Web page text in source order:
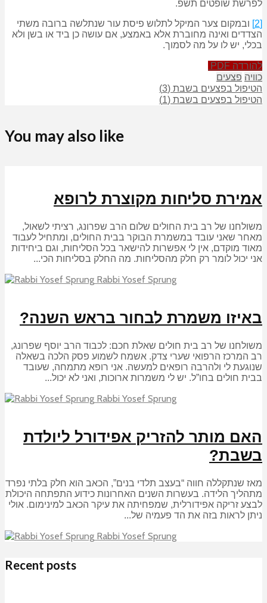
לפרשת שופטים תשפ.
[2]
ובמקום צער המיקל לתלוש פיסת עור שנתלשה ברובה משתי
הצדדים ואינה מחוברת אלא באמצע, אם עושה כן ביד או בשן ולא
בכלי, יש לו על מה לסמוך.
להורדה PDF
כוויה פצעים
הטיפול בפצעים בשבת (3)
הטיפול בפצעים בשבת (1)
You may also like
אמירת סליחות מקוצרת לרופא
משולחנו של רב בית החולים שלום הרב שפרונג, רציתי לשאול,
מאחר שאני עובד במשמרת הבוקר בבית החולים, ומתחיל לעבוד
מאוד מוקדם, אין לי אפשרות להישאר בכל הסליחות, וגם ביחידות
אני יכול לומר רק חלק מהסליחות. מה החלק בסליחות הכי...
Rabbi Yosef Sprung
באיזו משמרת לבחור בראש השנה?
משולחנו של רב בית חולים שאלת חכם: לכבוד הרב יוסף שפרונג,
רב המרכז הרפואי שערי צדק. אשמח לשמוע פסק הלכה בשאלה
שנוגעת לי ולהרבה רופאים למעשה. אני רופא מתמחה, שעובד
בבית חולים בחו”ל. יש לי משמרות ארוכות, ואני לא יכול...
Rabbi Yosef Sprung
האם מותר להזריק אפידורל ליולדת
בשבת?
מאז שנתקללה חווה “בעצב תלדי בנים”, הכאב הוא חלק בלתי נפרד
מתהליך הלידה. בעשרות השנים האחרונות כידוע התפתחה היכולת
לבצע זריקה אפידורלית, שמפחיתה את עיקר הכאב למינימום. אולי
ניתן לראות בזה את הד פעמיה של...
Rabbi Yosef Sprung
Recent posts